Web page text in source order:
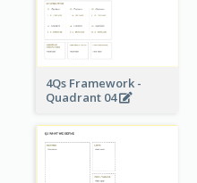
4Qs Framework -
Quadrant 04